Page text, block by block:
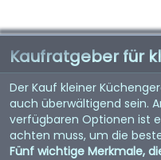
Kaufratgeber für
Der Kauf kleiner
auch überwältigend sein.
verfügbaren Optionen ist
achten muss, um die
Fünf wichtige Merkmale,